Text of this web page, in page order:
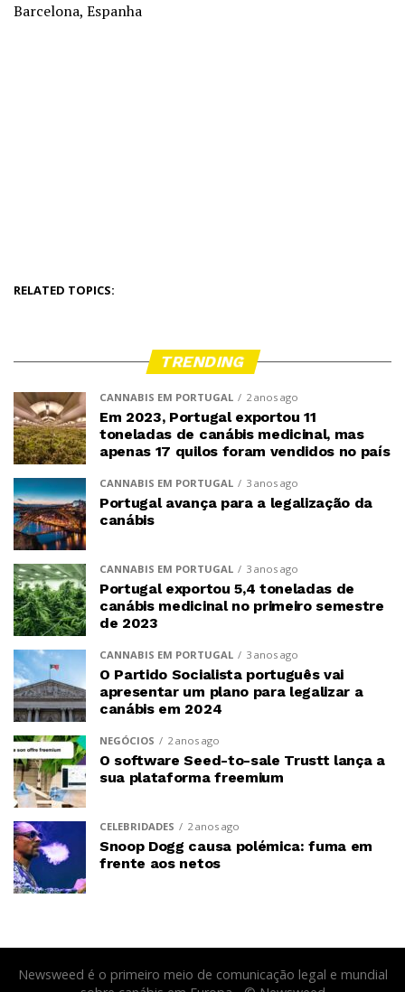
Barcelona, Espanha
RELATED TOPICS:
TRENDING
CANNABIS EM PORTUGAL 2 anos ago
Em 2023, Portugal exportou 11
toneladas de canábis medicinal, mas
apenas 17 quilos foram vendidos no país
CANNABIS EM PORTUGAL 3 anos ago
Portugal avança para a legalização da
canábis
CANNABIS EM PORTUGAL 3 anos ago
Portugal exportou 5,4 toneladas de
canábis medicinal no primeiro semestre
de 2023
CANNABIS EM PORTUGAL 3 anos ago
O Partido Socialista português vai
apresentar um plano para legalizar a
canábis em 2024
NEGÓCIOS 2 anos ago
O software Seed-to-sale Trustt lança a
sua plataforma freemium
CELEBRIDADES 2 anos ago
Snoop Dogg causa polémica: fuma em
frente aos netos
Newsweed é o primeiro meio de comunicação legal e mundial